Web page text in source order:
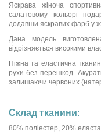
Яскрава жіноча
салатовому кольорі
додавши яскравих фарб у
Дана модель
відрізняється високими
Ніжна та еластична
рухи без перешкод.
залишаючи червоних
Склад тканини:
80% поліестер, 20%